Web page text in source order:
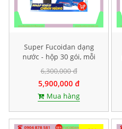
Super Fucoidan dạng
nước - hộp 30 gói, mỗi
gói chứa 100ml
6,300,000 đ
5,900,000 đ
Mua hàng